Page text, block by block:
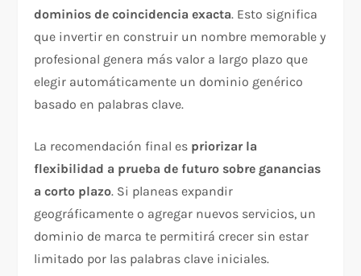
dominios de coincidencia exacta. Esto significa
que invertir en construir un nombre memorable y
profesional genera más valor a largo plazo que
elegir automáticamente un dominio genérico
basado en palabras clave.​
La recomendación final es priorizar la
flexibilidad a prueba de futuro sobre ganancias
a corto plazo. Si planeas expandir
geográficamente o agregar nuevos servicios, un
dominio de marca te permitirá crecer sin estar
limitado por las palabras clave iniciales.​